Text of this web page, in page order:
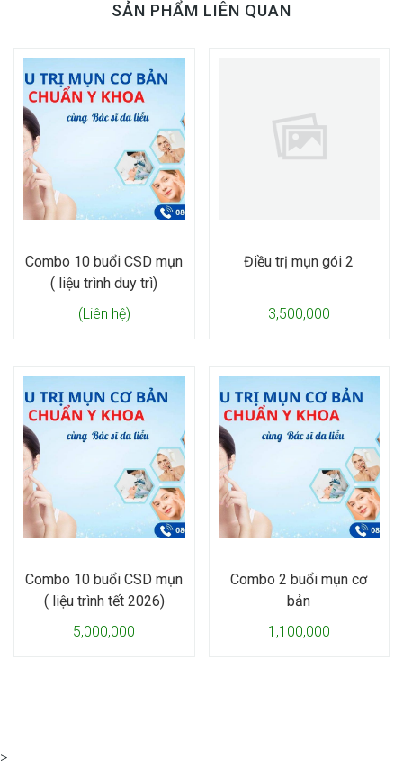
SẢN PHẨM LIÊN QUAN
Combo 10 buổi CSD mụn
( liệu trình duy trì)
(Liên hệ)
Điều trị mụn gói 2
3,500,000
Combo 10 buổi CSD mụn
( liệu trình tết 2026)
5,000,000
Combo 2 buổi mụn cơ
bản
1,100,000
>